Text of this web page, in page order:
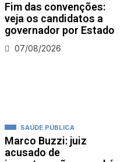
Fim das convenções:
veja os candidatos a
governador por Estado
07/08/2026
SAÚDE PÚBLICA
Marco Buzzi: juiz
acusado de